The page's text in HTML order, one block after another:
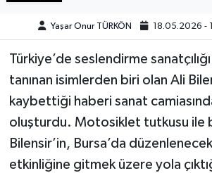
Yaşar Onur TÜRKÖN 18.05.2026 -
Türkiye’de seslendirme sanatçılığı
tanınan isimlerden biri olan Ali
kaybettiği haberi sanat
oluşturdu. Motosiklet tutkusu ile
Bilensir’in, Bursa’da
etkinliğine gitmek üzere yola
Spor
SürManşet
Yaşam
KAHRAMANMARAŞ